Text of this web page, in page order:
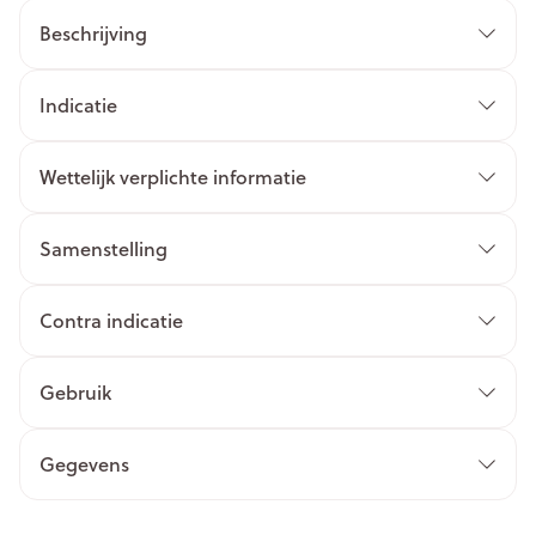
Beschrijving
Indicatie
Wettelijk verplichte informatie
Samenstelling
Contra indicatie
Gebruik
Gegevens